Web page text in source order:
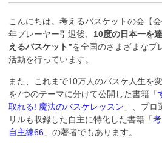
こんにちは。考えるバスケットの会【
年プレーヤー引退後、 10度の日本一を
えるバスケット”を全国のさまざまなプ
活動を行っています。
また、これまで10万人のバスケ人生を
を7つのテーマに分けて公開した書籍「
取れる! 魔法のバスケレッスン 」、プロ
リルも収録した自主に特化した書籍「
自主練66 」の著者でもあります。